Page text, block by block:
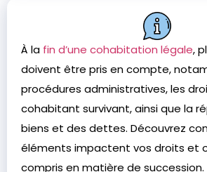
À la fin d’une cohabitation légale,
doivent être pris en compte,
procédures administratives, les
cohabitant survivant, ainsi que la
biens et des dettes. Découvrez
éléments impactent vos droits et
compris en matière de succession.